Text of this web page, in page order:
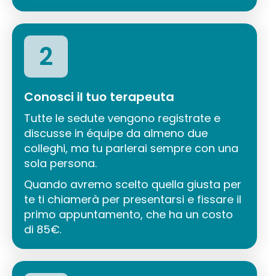
2
Conosci il tuo terapeuta
Tutte le sedute vengono registrate e
discusse in équipe da almeno due
colleghi, ma tu parlerai sempre con una
sola persona.
Quando avremo scelto quella giusta per
te ti chiamerà per presentarsi e fissare il
primo appuntamento, che ha un costo
di 85€.